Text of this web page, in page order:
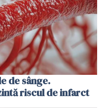
de sânge.
riscul de infarct